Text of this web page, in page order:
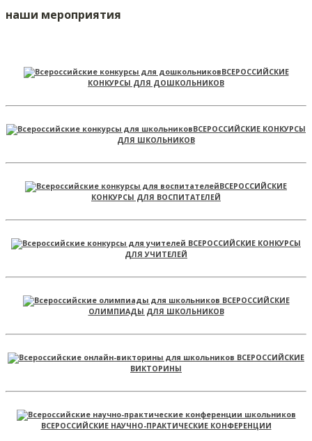
наши мероприятия
ВСЕРОССИЙСКИЕ
КОНКУРСЫ ДЛЯ ДОШКОЛЬНИКОВ
ВСЕРОССИЙСКИЕ КОНКУРСЫ
ДЛЯ ШКОЛЬНИКОВ
ВСЕРОССИЙСКИЕ
КОНКУРСЫ ДЛЯ ВОСПИТАТЕЛЕЙ
ВСЕРОССИЙСКИЕ КОНКУРСЫ
ДЛЯ УЧИТЕЛЕЙ
ВСЕРОССИЙСКИЕ
ОЛИМПИАДЫ ДЛЯ ШКОЛЬНИКОВ
ВСЕРОССИЙСКИЕ
ВИКТОРИНЫ
ВСЕРОССИЙСКИЕ НАУЧНО-ПРАКТИЧЕСКИЕ КОНФЕРЕНЦИИ